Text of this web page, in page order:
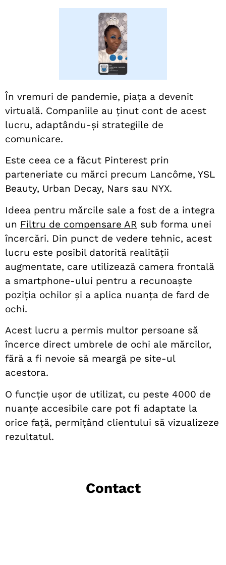
În vremuri de pandemie, piața a devenit
virtuală. Companiile au ținut cont de acest
lucru, adaptându-și strategiile de
comunicare.
Este ceea ce a făcut Pinterest prin
parteneriate cu mărci precum Lancôme, YSL
Beauty, Urban Decay, Nars sau NYX.
Ideea pentru mărcile sale a fost de a integra
un Filtru de compensare AR sub forma unei
încercări. Din punct de vedere tehnic, acest
lucru este posibil datorită realității
augmentate, care utilizează camera frontală
a smartphone-ului pentru a recunoaște
poziția ochilor și a aplica nuanța de fard de
ochi.
Acest lucru a permis multor persoane să
încerce direct umbrele de ochi ale mărcilor,
fără a fi nevoie să meargă pe site-ul
acestora.
O funcție ușor de utilizat, cu peste 4000 de
nuanțe accesibile care pot fi adaptate la
orice față, permițând clientului să vizualizeze
rezultatul.
Contact